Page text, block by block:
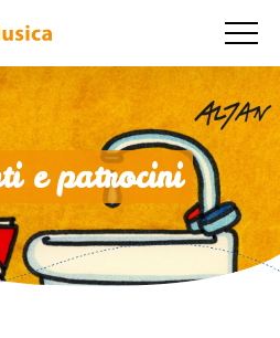
e patrocini